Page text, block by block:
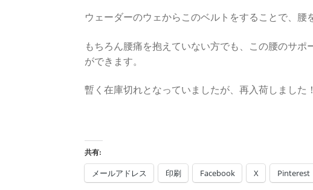
ウェーダーのウェからこのベルトをすることで、腰
もちろん腰痛を抱えていない方でも、この腰のサ
ができます。
暫く在庫切れとなっていましたが、再入荷しました！
共有:
メールアドレス 印刷 Facebook X Pinterest